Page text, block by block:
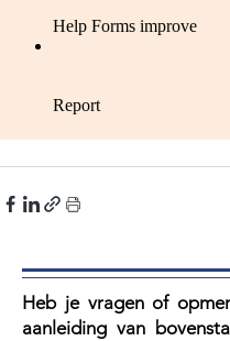
Heb je vragen of
aanleiding van